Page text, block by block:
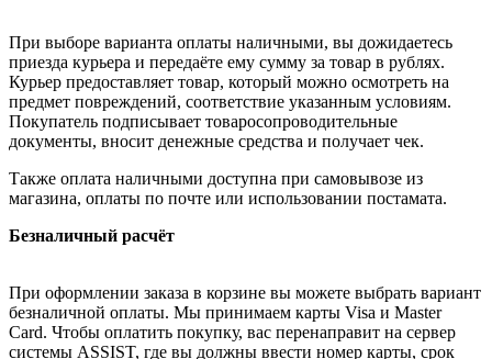
При выборе варианта оплаты наличными, вы дожидаетесь
приезда курьера и передаёте ему сумму за товар в рублях.
Курьер предоставляет товар, который можно осмотреть на
предмет повреждений, соответствие указанным условиям.
Покупатель подписывает товаросопроводительные
документы, вносит денежные средства и получает чек.
Также оплата наличными доступна при самовывозе из
магазина, оплаты по почте или использовании постамата.
Безналичный расчёт
При оформлении заказа в корзине вы можете выбрать вариант
безналичной оплаты. Мы принимаем карты Visa и Master
Card. Чтобы оплатить покупку, вас перенаправит на сервер
системы ASSIST, где вы должны ввести номер карты, срок